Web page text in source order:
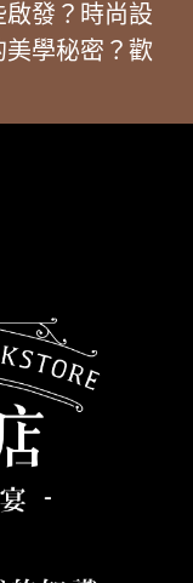
發？時尚設
學秘密？歡